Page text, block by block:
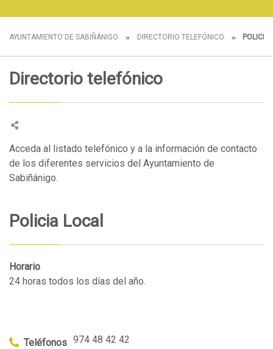
AYUNTAMIENTO DE SABIÑÁNIGO DIRECTORIO TELEFÓNICO POLICIA
Directorio telefónico
Acceda al listado telefónico y a la información de contacto
de los diferentes servicios del Ayuntamiento de
Sabiñánigo.
Policia Local
Horario
24 horas todos los días del año.
Teléfonos 974 48 42 42